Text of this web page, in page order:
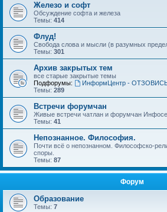
Железо и софт
Обсуждение софта и железа
Темы: 414
Флуд!
Свобода слова и мысли (в разумных
Темы: 301
Архив закрытых тем
все старые закрытые темы
Подфорумы:
ИнформЦентр -
Темы: 289
Встречи форумчан
Живые встречи чатлан и форумчан
Темы: 41
Непознанное. Философия.
Почти всё о непознанном. Философско-
споры.
Темы: 87
Форум
Образование
Темы: 7